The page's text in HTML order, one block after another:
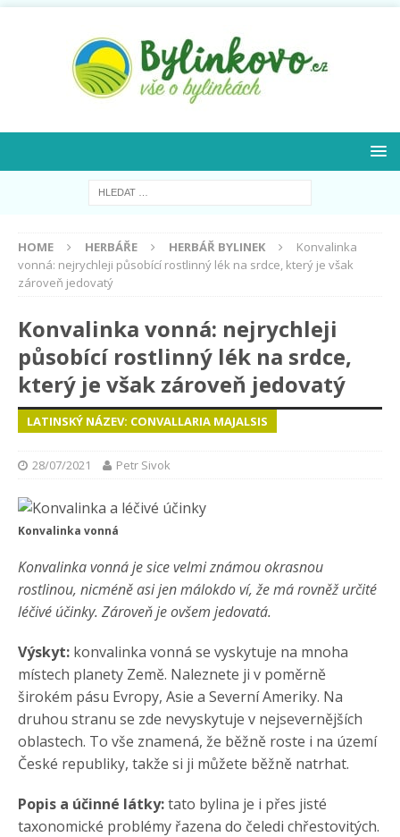
HOME HERBÁŘE HERBÁŘ BYLINEK
Konvalinka
vonná: nejrychleji působící rostlinný lék na srdce, který je však
zároveň jedovatý
Konvalinka vonná: nejrychleji
působící rostlinný lék na srdce,
který je však zároveň jedovatý
LATINSKÝ NÁZEV: CONVALLARIA MAJALSIS
28/07/2021 Petr Sivok
Konvalinka vonná
Konvalinka vonná je sice velmi známou okrasnou
rostlinou, nicméně asi jen málokdo ví, že má rovněž určité
léčivé účinky. Zároveň je ovšem jedovatá.
Výskyt: konvalinka vonná se vyskytuje na mnoha
místech planety Země. Naleznete ji v poměrně
širokém pásu Evropy, Asie a Severní Ameriky. Na
druhou stranu se zde nevyskytuje v nejsevernějších
oblastech. To vše znamená, že běžně roste i na území
České republiky, takže si ji můžete běžně natrhat.
Popis a účinné látky:tato bylina je i přes jisté
taxonomické problémy řazena do čeledi chřestovitých.